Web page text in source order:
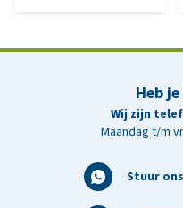
Heb
Wij zijn
Maandag t/m
Stuur